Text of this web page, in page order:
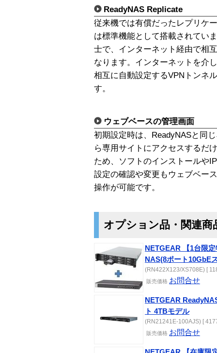
ReadyNAS Replicate
従来機では有償だったレプリケ
は標準機能として搭載されてい
士で、インターネット経由で相
なります。インターネットを介
相互に自動設定するVPNトンネ
す。
ウェブベースの管理画面
初期設定時は、ReadyNASと同
ら専用サイトにアクセスするだ
ため、ソフトのインストールや
設定の確認や変更もウェブベー
操作が可能です。
オプション品・関連商
NETGEAR 【1台限
NAS(8ポート10GbE
(RN422X123/XS708E) [
販売価格 お問合せ
NETGEAR
ト 4TBモデル
(RN21241E-100AJS) [
販売価格 お問合せ